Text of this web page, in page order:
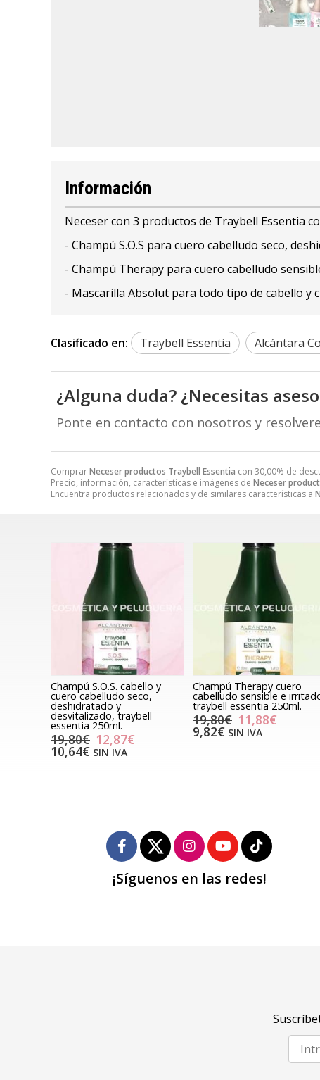
ComprarNeceser productos Traybell Essentia con 30,00% de
Precio, información, características e imágenes de Neceser
Encuentra productos relacionados y de similares características a
Información
Neceser con 3 productos de Traybell Essentia
- Champú S.O.S para cuero cabelludo seco,
- Champú Therapy para cuero cabelludo
- Mascarilla Absolut para todo tipo de cabello y
Clasificado en: Traybell Essentia Alcántara
¿Alguna duda? ¿Necesitas
Ponte en contacto con nosotros y
Champú S.O.S. cabello y
cuero cabelludo seco,
deshidratado y
desvitalizado, traybell
essentia 250ml.
19,80€ 12,87€
10,64€ SIN IVA
Champú Therapy cuero
cabelludo sensible e
traybell essentia 250ml.
19,80€ 11,88€
9,82€ SIN IVA
¡Síguenos en las redes!